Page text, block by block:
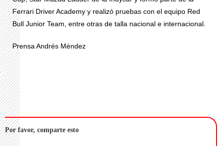
Ferrari Driver Academy y realizó pruebas con el equipo Red
Bull Junior Team, entre otras de talla nacional e internacional.
Prensa Andrés Méndez
Por favor, comparte esto